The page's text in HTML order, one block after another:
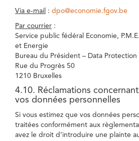
Via e-mail : dpo@economie.fgov.be
Par courrier :
Service public fédéral Economie,
et Energie
Bureau du Président – Data
Rue du Progrès 50
1210 Bruxelles
4.10. Réclamations
vos données personnelles
Si vous estimez que vos données
traitées conformément aux
avez le droit d’introduire une plainte